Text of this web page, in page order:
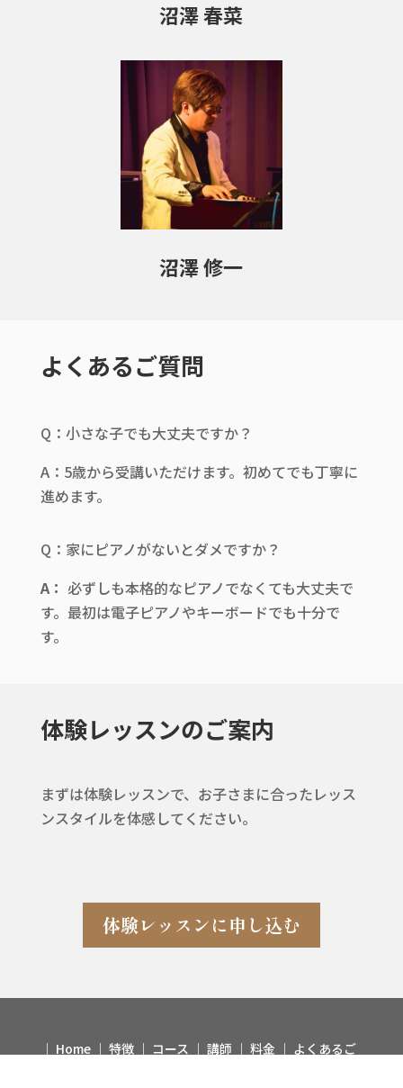
沼澤 春菜
沼澤 修一
よくあるご質問
Q：小さな子でも大丈夫ですか？
A：5歳から受講いただけます。初めてでも丁寧に
進めます。
Q：家にピアノがないとダメですか？
A： 必ずしも本格的なピアノでなくても大丈夫で
す。最初は電子ピアノやキーボードでも十分で
す。
体験レッスンのご案内
まずは体験レッスンで、お子さまに合ったレッス
ンスタイルを体感してください。
体験レッスンに申し込む
│ Home│ 特徴│ コース │ 講師 │ 料金 │ よくあるご